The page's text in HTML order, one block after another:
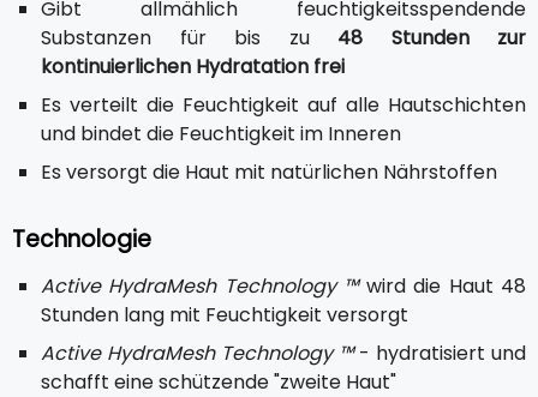
Gibt allmählich feuchtigkeitsspendende
Substanzen für bis zu 48 Stunden zur
kontinuierlichen Hydratation frei
Es verteilt die Feuchtigkeit auf alle Hautschichten
und bindet die Feuchtigkeit im Inneren
Es versorgt die Haut mit natürlichen Nährstoffen
Technologie
Active HydraMesh Technology ™wird die Haut 48
Stunden lang mit Feuchtigkeit versorgt
Active HydraMesh Technology ™- hydratisiert und
schafft eine schützende "zweite Haut"